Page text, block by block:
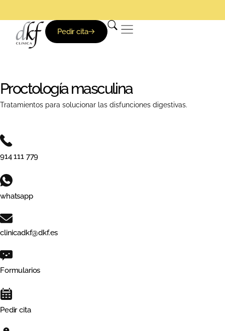
Pedir cita
Proctología masculina
Tratamientos para solucionar las disfunciones digestivas.
914 111 779
whatsapp
clinicadkf@dkf.es
Formularios
Pedir cita